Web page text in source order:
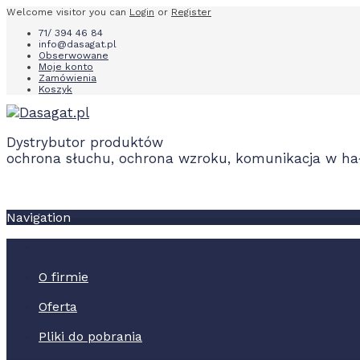
Welcome visitor you can Login or Register
71/ 394 46 84
info@dasagat.pl
Obserwowane
Moje konto
Zamówienia
Koszyk
Dystrybutor produktów
ochrona słuchu, ochrona wzroku, komunikacja w
Navigation
O firmie
Oferta
Pliki do pobrania